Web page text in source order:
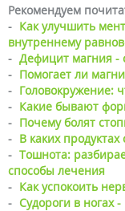
Рекомендуем
- Как улучшить
внутреннему
- Дефицит магния -
- Помогает ли
- Головокружение:
- Какие бывают
- Почему болят
- В каких
- Тошнота:
способы лечения
- Как успокоить
- Судороги в ногах